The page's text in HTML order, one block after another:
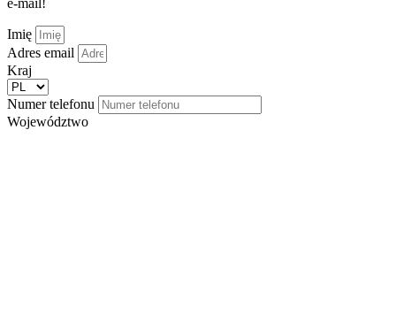
e-mail!
Imię
Adres email
Kraj
Numer telefonu
Województwo